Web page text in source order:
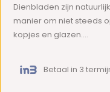
Dienbladen zijn
manier om niet steeds
kopjes en glazen....
Betaal in 3